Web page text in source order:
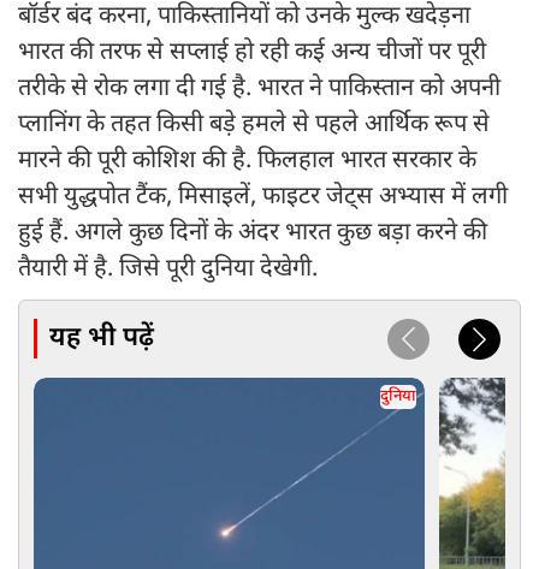
बॉर्डर बंद करना, पाकिस्तानियों को उनके मुल्क खदेड़ना
भारत की तरफ से सप्लाई हो रही कई अन्य चीजों पर पूरी
तरीके से रोक लगा दी गई है. भारत ने पाकिस्तान को अपनी
प्लानिंग के तहत किसी बड़े हमले से पहले आर्थिक रूप से
मारने की पूरी कोशिश की है. फिलहाल भारत सरकार के
सभी युद्धपोत टैंक, मिसाइलें, फाइटर जेट्स अभ्यास में लगी
हुई हैं. अगले कुछ दिनों के अंदर भारत कुछ बड़ा करने की
तैयारी में है. जिसे पूरी दुनिया देखेगी.
यह भी पढ़ें
दुनिया